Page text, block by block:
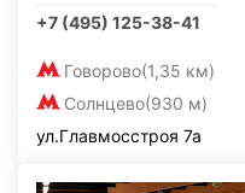
+7 (495) 125-38-41
Говорово(1,35 км)
Солнцево(930 м)
ул.Главмосстроя 7а